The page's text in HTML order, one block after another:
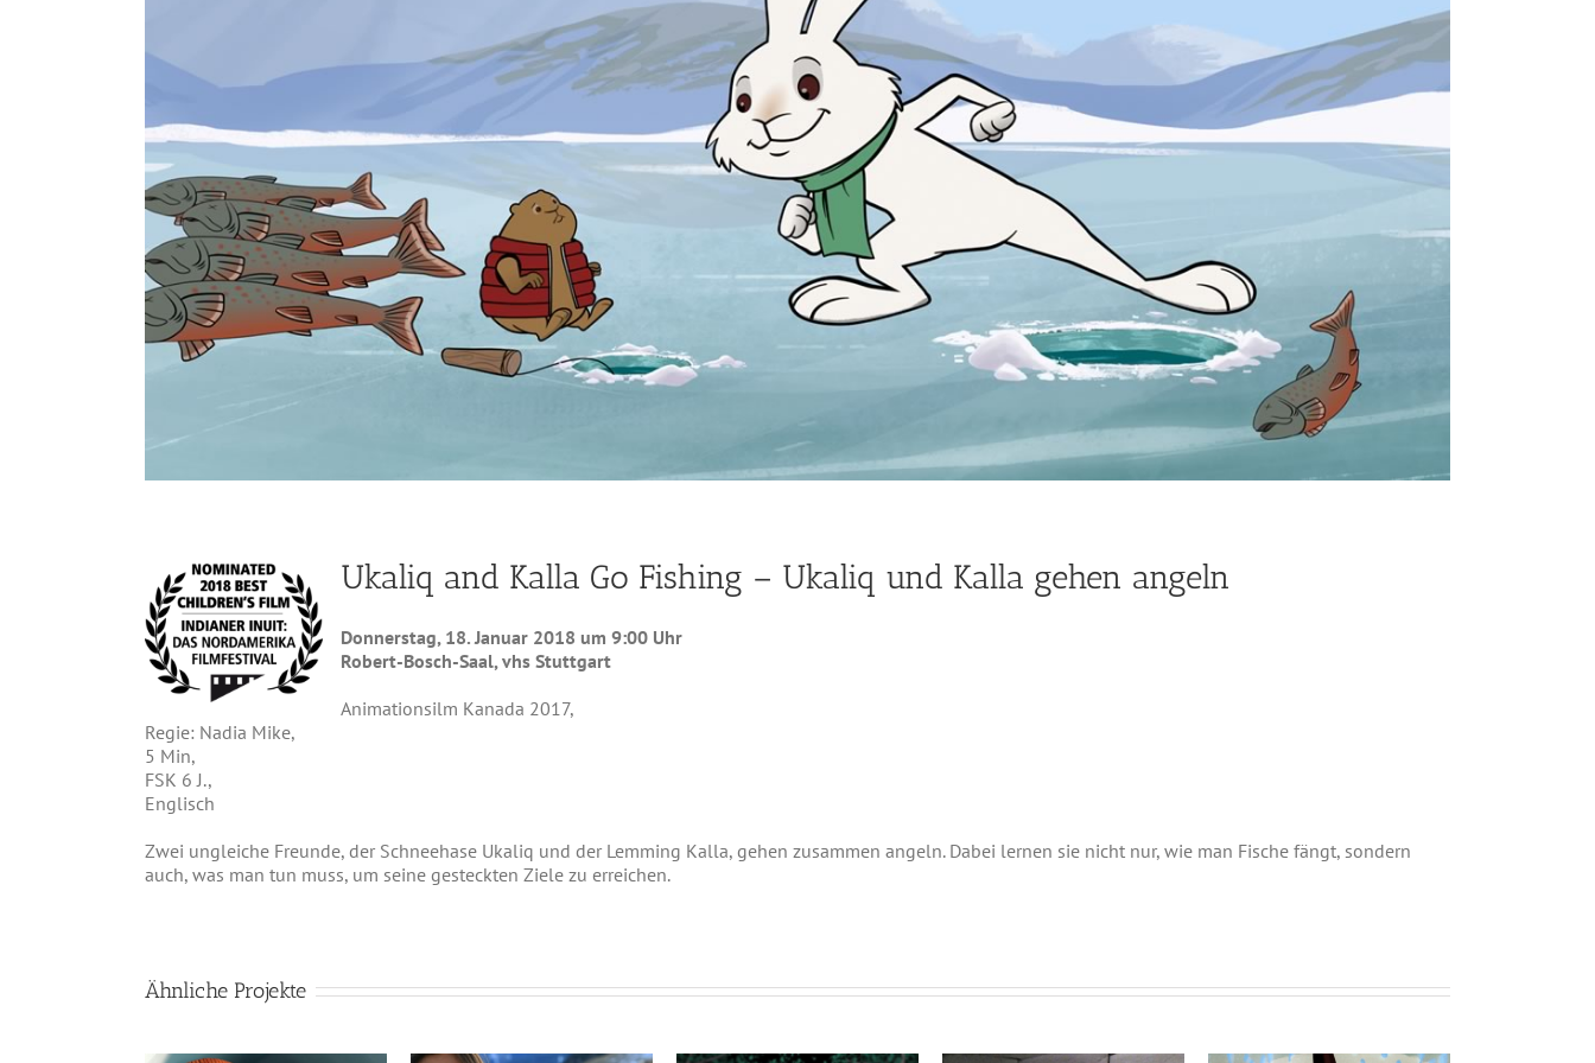
Ukaliq and Kalla Go Fishing – Ukaliq und Kalla gehen angeln
Donnerstag, 18. Januar 2018 um 9:00 Uhr
Robert-Bosch-Saal, vhs Stuttgart
Animationsilm Kanada 2017,
Regie: Nadia Mike,
5 Min,
FSK 6 J.,
Englisch
Zwei ungleiche Freunde, der Schneehase Ukaliq und der Lemming Kalla, gehen zusammen angeln. Dabei lernen sie nicht nur, wie man Fische fängt, sondern
auch, was man tun muss, um seine gesteckten Ziele zu erreichen.
Ähnliche Projekte